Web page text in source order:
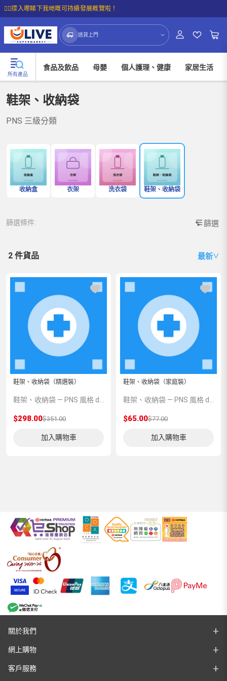
☝🏼㩒入嚟睇下我哋嘅可持續發展概覽啦！
送貨上門
所有產品
食品及飲品 母嬰 個人護理、健康 家居生活
鞋架、收納袋
PNS 三級分類
收納盒 衣架 洗衣袋 鞋架、收納袋
篩選條件: 篩選
2 件貨品 最新∨
鞋架、收納袋（精選裝）
$298.00$351.00
加入購物車
鞋架、收納袋（家庭裝）
$65.00$77.00
加入購物車
關於我們
網上購物
客戶服務